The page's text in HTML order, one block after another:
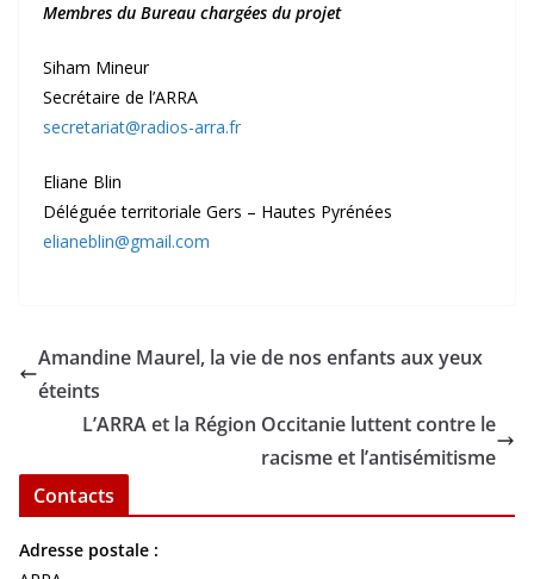
Membres du Bureau chargées du projet
Siham Mineur
Secrétaire de l’ARRA
secretariat@radios-arra.fr
Eliane Blin
Déléguée territoriale Gers – Hautes Pyrénées
elianeblin@gmail.com
Amandine Maurel, la vie de nos enfants aux yeux
éteints
L’ARRA et la Région Occitanie luttent contre le
racisme et l’antisémitisme
Contacts
Adresse postale :